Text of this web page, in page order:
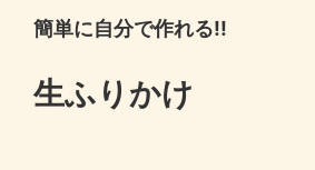
簡単に自分で作れる!!
生ふりかけ